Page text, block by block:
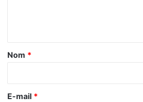
a
r
e
Nom *
E-mail *